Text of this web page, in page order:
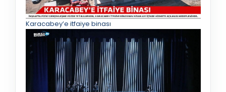
Karacabey’e itfaiye binası